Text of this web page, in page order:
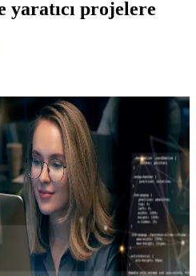
yaratıcı projelere